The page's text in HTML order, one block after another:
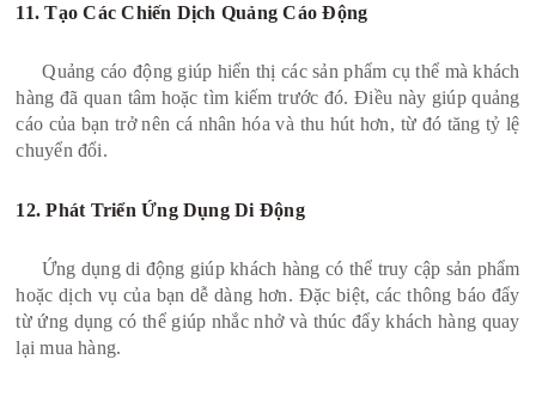
11. Tạo Các Chiến Dịch Quảng Cáo Động
Quảng cáo động giúp hiển thị các sản phẩm cụ thể mà khách
hàng đã quan tâm hoặc tìm kiếm trước đó. Điều này giúp quảng
cáo của bạn trở nên cá nhân hóa và thu hút hơn, từ đó tăng tỷ lệ
chuyển đổi.
12. Phát Triển Ứng Dụng Di Động
Ứng dụng di động giúp khách hàng có thể truy cập sản phẩm
hoặc dịch vụ của bạn dễ dàng hơn. Đặc biệt, các thông báo đẩy
từ ứng dụng có thể giúp nhắc nhở và thúc đẩy khách hàng quay
lại mua hàng.